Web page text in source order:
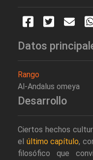
Datos
Rango
Al-Andalus omeya
Desarrollo
Ciertos hechos
el último capítulo,
filosófico que